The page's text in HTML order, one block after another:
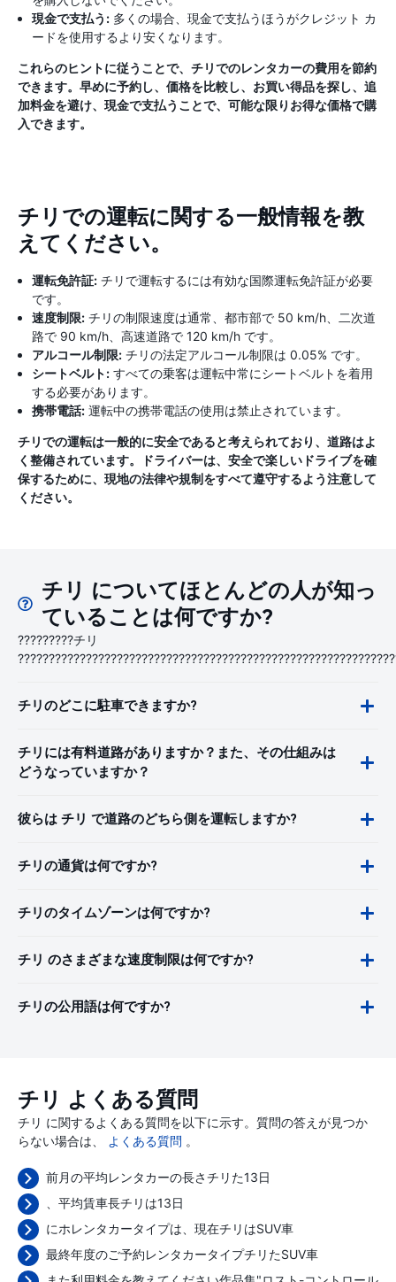
現金で支払う: 多くの場合、現金で支払うほうがクレジット カ
ードを使用するより安くなります。
これらのヒントに従うことで、チリでのレンタカーの費用を節約
できます。早めに予約し、価格を比較し、お買い得品を探し、追
加料金を避け、現金で支払うことで、可能な限りお得な価格で購
入できます。
チリでの運転に関する一般情報を教
えてください。
運転免許証: チリで運転するには有効な国際運転免許証が必要
です。
速度制限: チリの制限速度は通常、都市部で 50 km/h、二次道
路で 90 km/h、高速道路で 120 km/h です。
アルコール制限: チリの法定アルコール制限は 0.05% です。
シートベルト: すべての乗客は運転中常にシートベルトを着用
する必要があります。
携帯電話: 運転中の携帯電話の使用は禁止されています。
チリでの運転は一般的に安全であると考えられており、道路はよ
く整備されています。ドライバーは、安全で楽しいドライブを確
保するために、現地の法律や規制をすべて遵守するよう注意して
ください。
チリ についてほとんどの人が知っ
ていることは何ですか?
?????????チリ
チリのどこに駐車できますか?
チリには有料道路がありますか？また、その仕組みは
どうなっていますか？
彼らは チリ で道路のどちら側を運転しますか?
チリの通貨は何ですか?
チリのタイムゾーンは何ですか?
チリ のさまざまな速度制限は何ですか?
チリの公用語は何ですか?
チリ よくある質問
チリ に関するよくある質問を以下に示す。質問の答えが見つか
らない場合は、
よくある質問 。
前月の平均レンタカーの長さチリた13日
、平均賃車長チリは13日
にホレンタカータイプは、現在チリはSUV車
最終年度のご予約レンタカータイプチリたSUV車